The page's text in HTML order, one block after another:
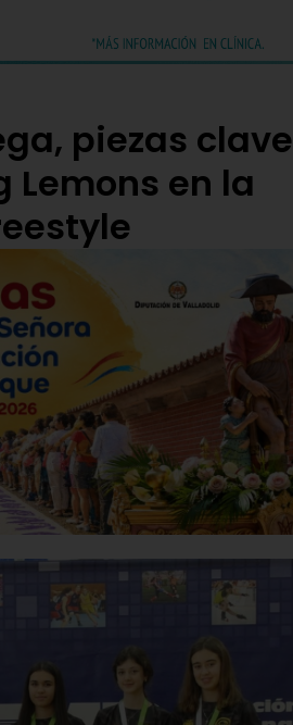
piezas clave
Lemons en la